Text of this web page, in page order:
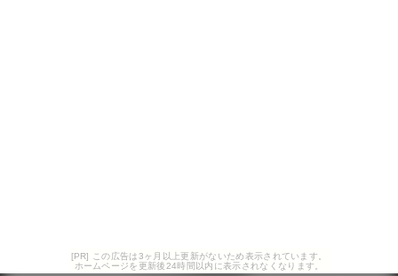
[PR] この広告は3ヶ月以上更新がないため表示されています。
ホームページを更新後24時間以内に表示されなくなります。